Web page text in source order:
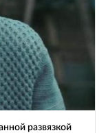
развязкой